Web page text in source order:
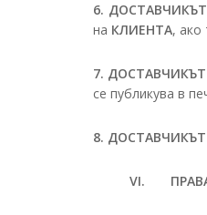
6. ДОСТАВЧИКЪТ
на КЛИЕНТА, ако
7. ДОСТАВЧИКЪТ
се публикува в
8. ДОСТАВЧИКЪТ
VI. ПРАВА